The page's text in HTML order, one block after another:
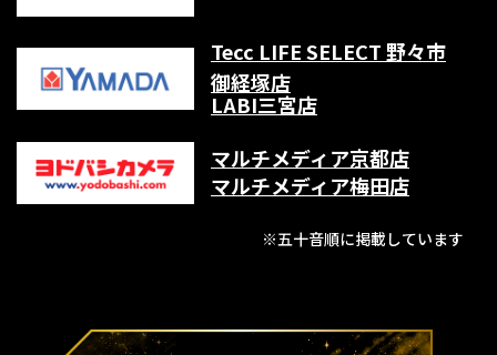
Tecc LIFE SELECT 野々市
御経塚店
LABI三宮店
マルチメディア京都店
マルチメディア梅田店
※五十音順に掲載しています